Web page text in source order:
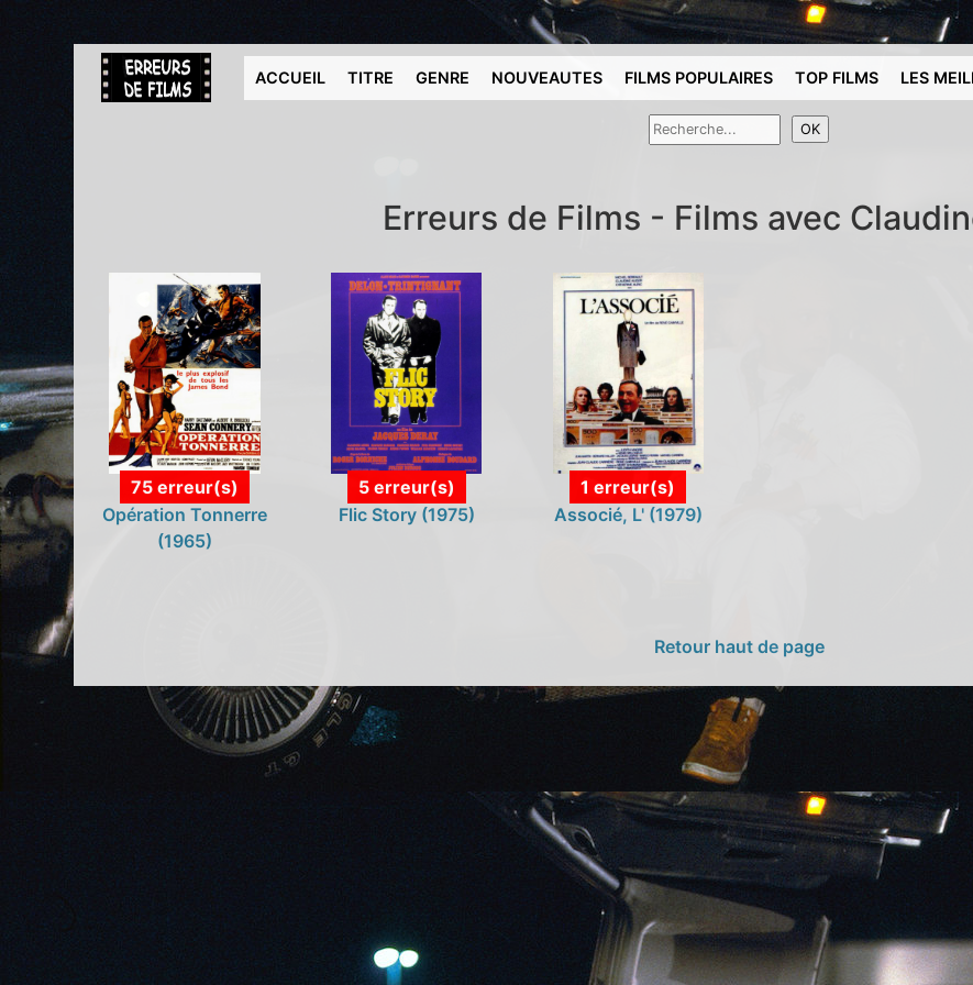
ACCUEIL TITRE GENRE NOUVEAUTES FILMS POPULAIRES TOP FILMS LES
Erreurs de Films - Films avec
75 erreur(s)
Opération Tonnerre
(1965)
5 erreur(s)
Flic Story (1975)
1 erreur(s)
Associé, L' (1979)
Retour haut de page